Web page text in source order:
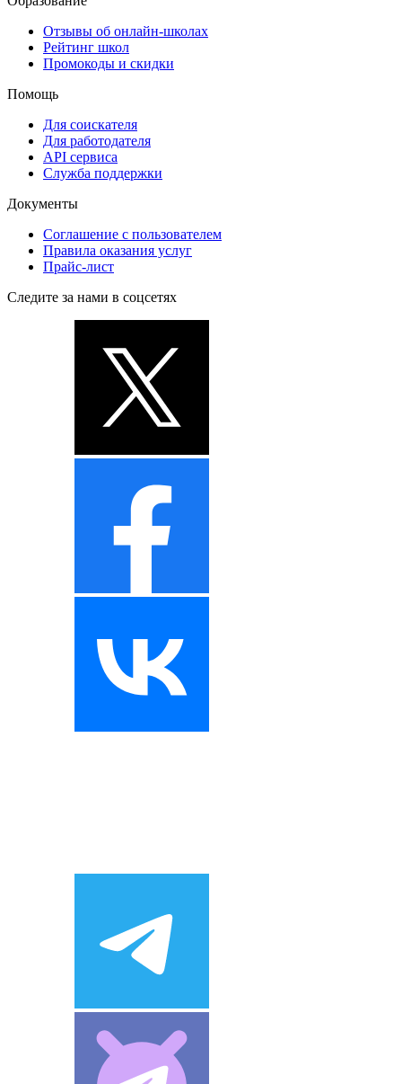
Отзывы об онлайн-школах
Рейтинг школ
Промокоды и скидки
Помощь
Для соискателя
Для работодателя
API сервиса
Служба поддержки
Документы
Соглашение с пользователем
Правила оказания услуг
Прайс-лист
Следите за нами в соцсетях